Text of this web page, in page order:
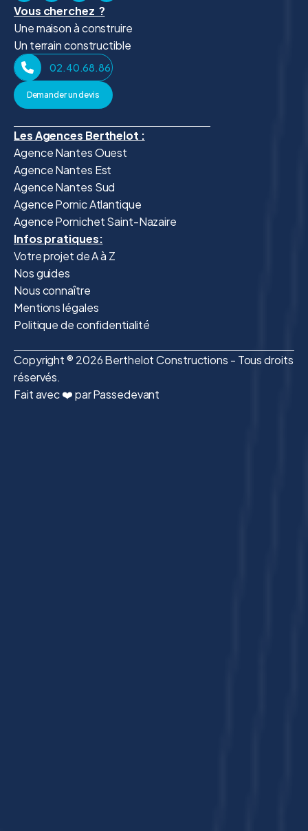
Vous cherchez ?
Une maison à construire
Un terrain constructible
02.40.68.86.41
Demander un devis
Les Agences Berthelot :
Agence Nantes Ouest
Agence Nantes Est
Agence Nantes Sud
Agence Pornic Atlantique
Agence Pornichet Saint-Nazaire
Infos pratiques:
Votre projet de A à Z
Nos guides
Nous connaître
Mentions légales
Politique de confidentialité
Copyright ® 2026 Berthelot Constructions - Tous droits
réservés.
Fait avec ❤️ par Passedevant